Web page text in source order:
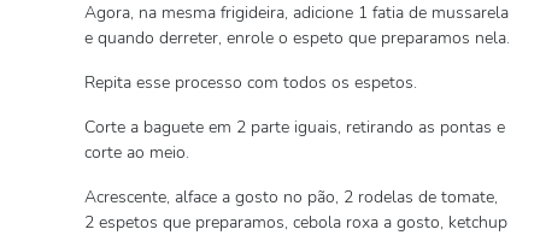
Agora, na mesma frigideira, adicione 1 fatia de mussarela
e quando derreter, enrole o espeto que preparamos nela.
Repita esse processo com todos os espetos.
Corte a baguete em 2 parte iguais, retirando as pontas e
corte ao meio.
Acrescente, alface a gosto no pão, 2 rodelas de tomate,
2 espetos que preparamos, cebola roxa a gosto, ketchup